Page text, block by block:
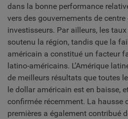
dans la bonne performance
vers des gouvernements de
investisseurs. Par ailleurs, les
soutenu la région, tandis que la
américain a constitué un facteur
latino-américains. L’Amérique
de meilleurs résultats que toutes
le dollar américain est en baisse,
confirmée récemment. La hausse
premières a également contribué